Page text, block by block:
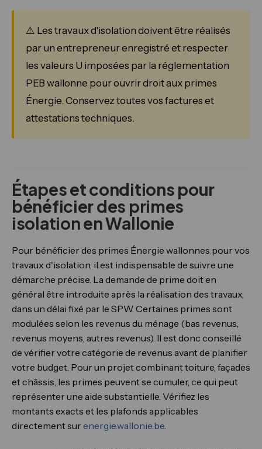
⚠️ Les travaux d'isolation doivent être réalisés
par un entrepreneur enregistré et respecter
les valeurs U imposées par la réglementation
PEB wallonne pour ouvrir droit aux primes
Énergie. Conservez toutes vos factures et
attestations techniques.
Étapes et conditions pour
bénéficier des primes
isolation en Wallonie
Pour bénéficier des primes Énergie wallonnes pour vos
travaux d'isolation, il est indispensable de suivre une
démarche précise. La demande de prime doit en
général être introduite après la réalisation des travaux,
dans un délai fixé par le SPW. Certaines primes sont
modulées selon les revenus du ménage (bas revenus,
revenus moyens, autres revenus). Il est donc conseillé
de vérifier votre catégorie de revenus avant de planifier
votre budget. Pour un projet combinant toiture, façades
et châssis, les primes peuvent se cumuler, ce qui peut
représenter une aide substantielle. Vérifiez les
montants exacts et les plafonds applicables
directement sur energie.wallonie.be.